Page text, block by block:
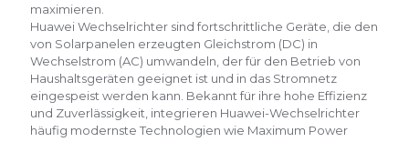
maximieren.
Huawei Wechselrichter sind fortschrittliche Geräte, die den
von Solarpanelen erzeugten Gleichstrom (DC) in
Wechselstrom (AC) umwandeln, der für den Betrieb von
Haushaltsgeräten geeignet ist und in das Stromnetz
eingespeist werden kann. Bekannt für ihre hohe Effizienz
und Zuverlässigkeit, integrieren Huawei-Wechselrichter
häufig modernste Technologien wie Maximum Power